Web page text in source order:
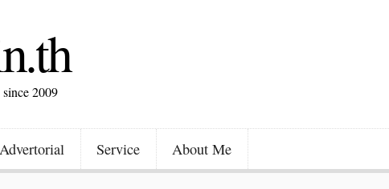
2009
Advertorial Service About Me